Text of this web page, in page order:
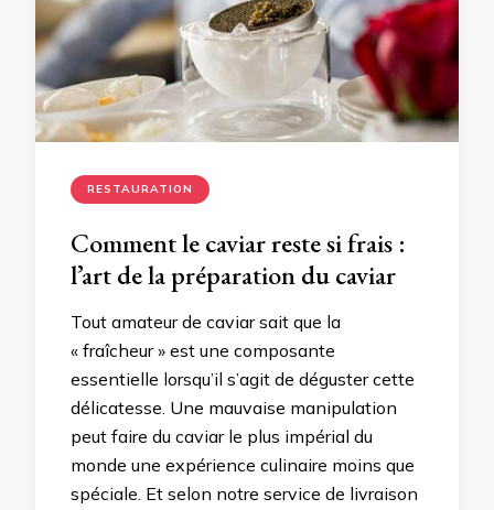
RESTAURATION
Comment le caviar reste si frais :
l’art de la préparation du caviar
Tout amateur de caviar sait que la
« fraîcheur » est une composante
essentielle lorsqu’il s’agit de déguster cette
délicatesse. Une mauvaise manipulation
peut faire du caviar le plus impérial du
monde une expérience culinaire moins que
spéciale. Et selon notre service de livraison